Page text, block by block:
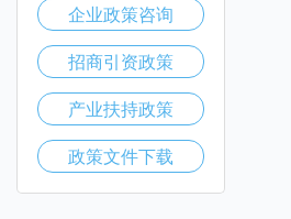
企业政策咨询
招商引资政策
产业扶持政策
政策文件下载